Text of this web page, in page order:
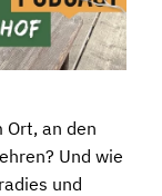
Ort, an den
Und wie
und